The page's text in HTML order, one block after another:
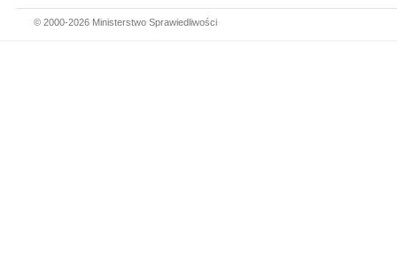
© 2000-2026 Ministerstwo Sprawiedliwości